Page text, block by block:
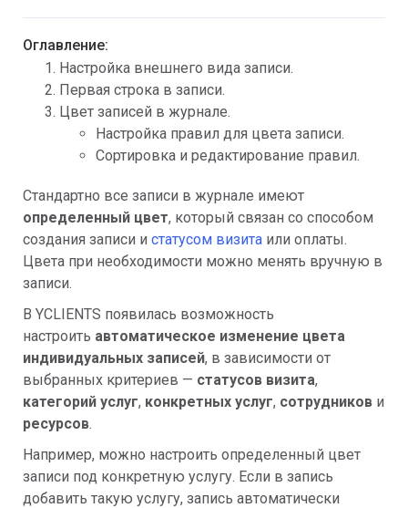
Оглавление:
Настройка внешнего вида записи.
Первая строка в записи.
Цвет записей в журнале.
Настройка правил для цвета записи.
Сортировка и редактирование правил.
Стандартно все записи в журнале имеют
определенный цвет, который связан со способом
создания записи и статусом визита или оплаты.
Цвета при необходимости можно менять вручную в
записи.
В YCLIENTS появилась возможность
настроить автоматическое изменение цвета
индивидуальных записей, в зависимости от
выбранных критериев — статусов визита,
категорий услуг, конкретных услуг, сотрудников и
ресурсов.
Например, можно настроить определенный цвет
записи под конкретную услугу. Если в запись
добавить такую услугу, запись автоматически